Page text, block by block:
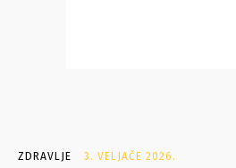
ZDRAVLJE 3. VELJAČE 2026.